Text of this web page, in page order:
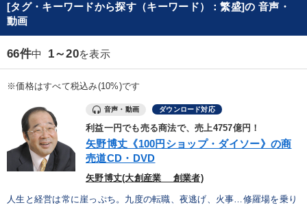
mic 講演収録物を探す
全国経営者セミナー講演収録物（全1315タイトル）からお探しいただけ
ます
優秀各社の智恵と戦略 事業家のロマンと経営
若手異才経営者の発想
リーダーの器量を学ぶ
[タグ・キーワードから探す（キーワード）：繁盛]の 音声・
動画
66件中 1～20を表示
※価格はすべて税込み(10%)です
音声・動画 ダウンロード対応
利益一円でも売る商法で、売上4757億円！
矢野博丈《100円ショップ・ダイソー》の商
売道CD・DVD
矢野博丈(大創産業 創業者)
人生と経営は常に崖っぷち。九度の転職、夜逃げ、火事…修羅場を乗り